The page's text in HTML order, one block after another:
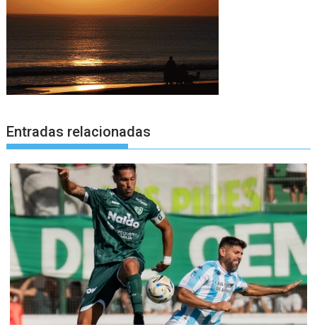
Entradas relacionadas